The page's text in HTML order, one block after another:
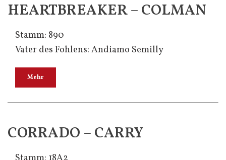
HEARTBREAKER – COLMAN
Stamm: 890
Vater des Fohlens: Andiamo Semilly
Mehr
CORRADO – CARRY